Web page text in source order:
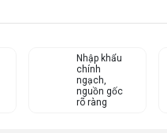
Nhập khẩu
chính
ngạch,
nguồn gốc
rõ ràng